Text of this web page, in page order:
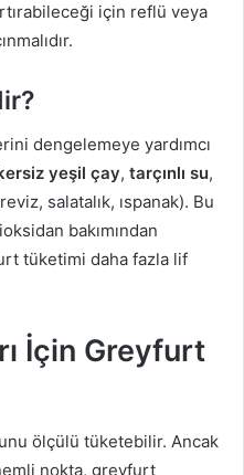
için reflü veya
dengelemeye yardımcı
yeşil çay, tarçınlı su,
salatalık, ıspanak). Bu
bakımından
tüketimi daha fazla lif
İçin Greyfurt
ölçülü tüketebilir. Ancak
nokta, greyfurt